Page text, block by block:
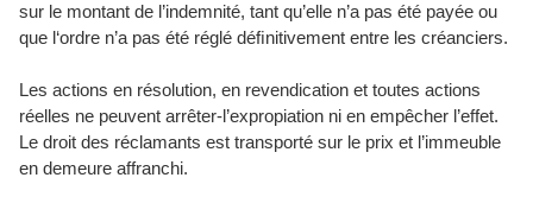
sur le montant de l’indemnité, tant qu’elle n’a pas été payée ou
que l‘ordre n’a pas été réglé déﬁnitivement entre les créanciers.
Les actions en résolution, en revendication et toutes actions
réelles ne peuvent arrêter-l’expropiation ni en empêcher l’effet.
Le droit des réclamants est transporté sur le prix et l’immeuble
en demeure affranchi.